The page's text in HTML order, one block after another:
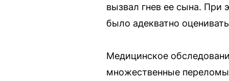
вызвал гнев ее сына. При
было адекватно
Медицинское
множественные переломы